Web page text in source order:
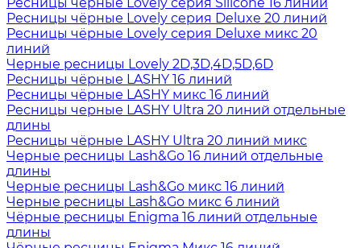
Ресницы чёрные Lovely серия Deluxe 20 линий
Ресницы чёрные Lovely серия Deluxe микс 20
линий
Черные ресницы Lovely 2D,3D,4D,5D,6D
Ресницы чёрные LASHY 16 линий
Ресницы чёрные LASHY микс 16 линий
Ресницы черные LASHY Ultra 20 линий отдельные
длины
Ресницы чёрные LASHY Ultra 20 линий микс
Черные ресницы Lash&Go 16 линий отдельные
длины
Черные ресницы Lash&Go микс 16 линий
Черные ресницы Lash&Go микс 6 линий
Чёрные ресницы Enigma 16 линий отдельные
длины